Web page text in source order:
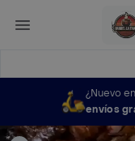
¿Nuevo
envíos